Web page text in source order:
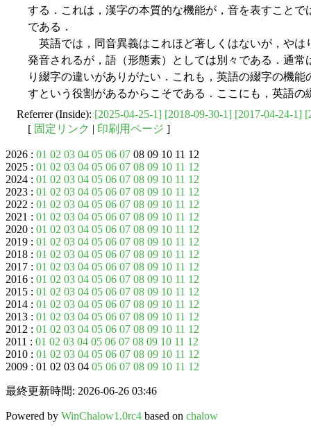
する．これは，漢字の本質的な機能が，音を表すこと
である．
英語では，同音異義はこれほど著しくはないが，やは
発音されるが，語（形態素）としては別々である．通
り綴字の違いがありがたい．これも，英語の綴字の機
すという役割があるからこそである．ここにも，英語の
Referrer (Inside): [2025-04-25-1] [2018-09-30-1] [2017-04-24-1]
[ 固定リンク | 印刷用ページ ]
2026 : 01 02 03 04 05 06 07 08 09 10 11 12
2025 : 01 02 03 04 05 06 07 08 09 10 11 12
2024 : 01 02 03 04 05 06 07 08 09 10 11 12
2023 : 01 02 03 04 05 06 07 08 09 10 11 12
2022 : 01 02 03 04 05 06 07 08 09 10 11 12
2021 : 01 02 03 04 05 06 07 08 09 10 11 12
2020 : 01 02 03 04 05 06 07 08 09 10 11 12
2019 : 01 02 03 04 05 06 07 08 09 10 11 12
2018 : 01 02 03 04 05 06 07 08 09 10 11 12
2017 : 01 02 03 04 05 06 07 08 09 10 11 12
2016 : 01 02 03 04 05 06 07 08 09 10 11 12
2015 : 01 02 03 04 05 06 07 08 09 10 11 12
2014 : 01 02 03 04 05 06 07 08 09 10 11 12
2013 : 01 02 03 04 05 06 07 08 09 10 11 12
2012 : 01 02 03 04 05 06 07 08 09 10 11 12
2011 : 01 02 03 04 05 06 07 08 09 10 11 12
2010 : 01 02 03 04 05 06 07 08 09 10 11 12
2009 : 01 02 03 04 05 06 07 08 09 10 11 12
最終更新時間: 2026-06-26 03:46
Powered by WinChalow1.0rc4 based on chalow